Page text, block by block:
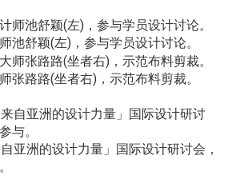
池舒颖(左)，参与学员设计讨论。
张路路(坐者右)，示范布料剪裁。
亚洲的设计力量」国际设计研讨会，